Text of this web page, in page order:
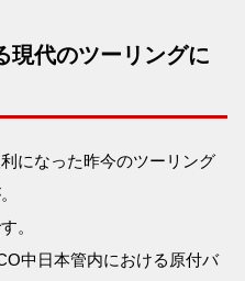
現代のツーリングに
になった昨今のツーリング
。
中日本管内における原付バ